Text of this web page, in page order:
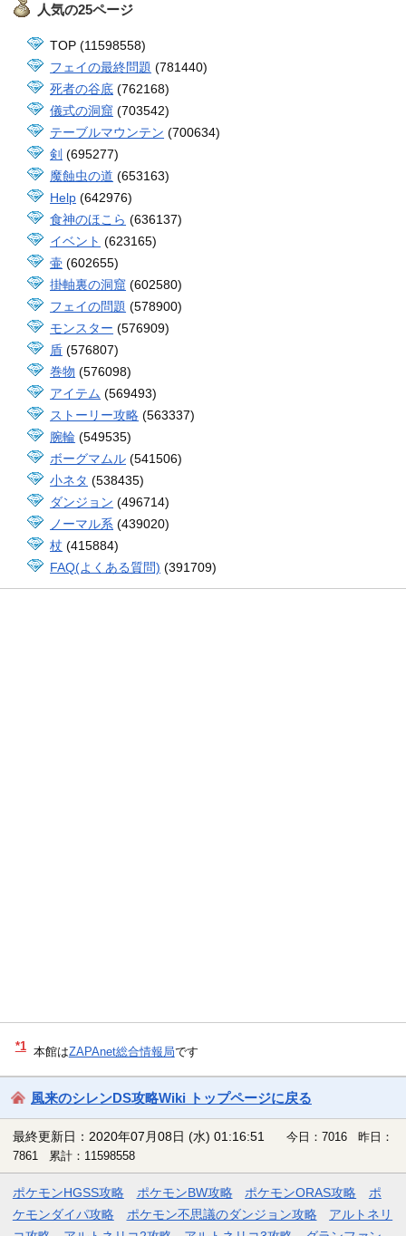
人気の25ページ
TOP (11598558)
フェイの最終問題 (781440)
死者の谷底 (762168)
儀式の洞窟 (703542)
テーブルマウンテン (700634)
剣 (695277)
魔蝕虫の道 (653163)
Help (642976)
食神のほこら (636137)
イベント (623165)
壷 (602655)
掛軸裏の洞窟 (602580)
フェイの問題 (578900)
モンスター (576909)
盾 (576807)
巻物 (576098)
アイテム (569493)
ストーリー攻略 (563337)
腕輪 (549535)
ボーグマムル (541506)
小ネタ (538435)
ダンジョン (496714)
ノーマル系 (439020)
杖 (415884)
FAQ(よくある質問) (391709)
*1 本館はZAPAnet総合情報局です
風来のシレンDS攻略Wiki トップページに戻る
最終更新日：2020年07月08日 (水) 01:16:51
今日：7016 昨日：
7861 累計：11598558
ポケモンHGSS攻略 ポケモンBW攻略 ポケモンORAS攻略
ポ
ケモンダイパ攻略
ポケモン不思議のダンジョン攻略
アルトネリ